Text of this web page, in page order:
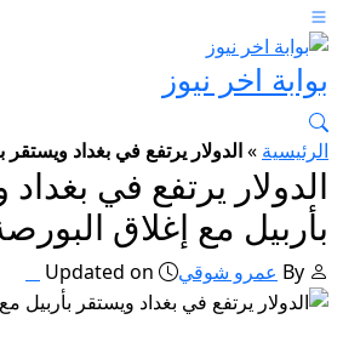
بوابة اخر نيوز
الرئيسية »الدولار يرتفع في بغداد
الدولار يرتفع في بغداد
بأربيل مع إغلاق
By عمرو شوقي Updated on